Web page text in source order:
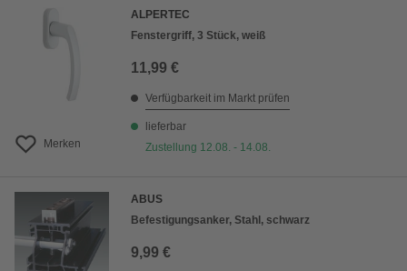
Merken
ALPERTEC
Fenstergriff, 3 Stück, weiß
11,99 €
Verfügbarkeit im Markt prüfen
lieferbar
Zustellung 12.08. - 14.08.
ABUS
Befestigungsanker, Stahl, schwarz
9,99 €